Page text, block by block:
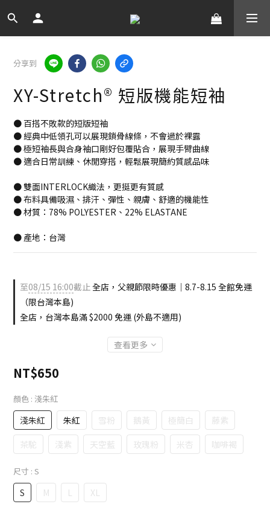
分享到
XY-Stretch® 短版機能短袖
● 百搭不敗款的短版短袖
● 經典中低領孔可以展現鎖骨線條，不會過於裸露
● 極短袖長與合身袖口剛好包覆貼合，展現手臂曲線
● 適合日常訓練、休閒穿搭，輕鬆展現簡約質感品味
● 雙面INTERLOCK織法，更挺更有質感
● 布料具備吸濕、排汗、彈性、親膚、舒適的機能性
● 材質：78% POLYESTER、22% ELASTANE
● 產地：台灣
至08/15 16:00截止全店，父親節限時優惠｜8.7-8.15 全館免運
（限台灣本島)
全店，台灣本島滿 $2000 免運 (外島不適用)
查看更多
NT$650
顏色 : 淺朱紅
淺朱紅 朱紅 雪粉 鵝黃 極簡白
藤紫
茶駝
淺紫 天空藍 玫瑰粉 米杏 咖啡褐
尺寸 : S
S M L XL